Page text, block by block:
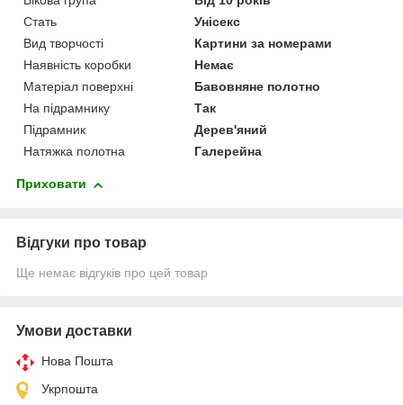
Стать
Унісекс
Вид творчості
Картини за номерами
Наявність коробки
Немає
Матеріал поверхні
Бавовняне полотно
На підрамнику
Так
Підрамник
Дерев'яний
Натяжка полотна
Галерейна
Приховати
Відгуки про товар
Ще немає відгуків про цей товар
Умови доставки
Нова Пошта
Укрпошта